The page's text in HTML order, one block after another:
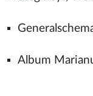
Album